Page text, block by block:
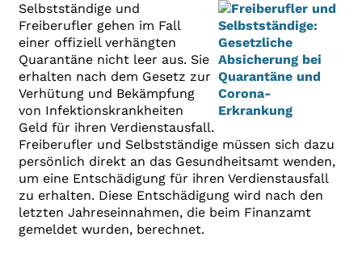
Selbstständige und
Freiberufler gehen im Fall
einer offiziell verhängten
Quarantäne nicht leer aus. Sie
erhalten nach dem Gesetz zur
Verhütung und Bekämpfung
von Infektionskrankheiten
Geld für ihren Verdienstausfall.
Freiberufler und Selbstständige müssen sich dazu
persönlich direkt an das Gesundheitsamt wenden,
um eine Entschädigung für ihren Verdienstausfall
zu erhalten. Diese Entschädigung wird nach den
letzten Jahreseinnahmen, die beim Finanzamt
gemeldet wurden, berechnet.